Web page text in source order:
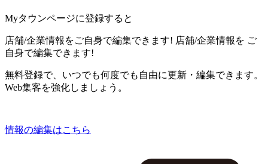
Myタウンページに登録すると
店舗/企業情報をご自身で編集できます! 店舗/企業情報を ご
自身で編集できます!
無料登録で、いつでも何度でも自由に更新・編集できます。
Web集客を強化しましょう。
情報の編集はこちら